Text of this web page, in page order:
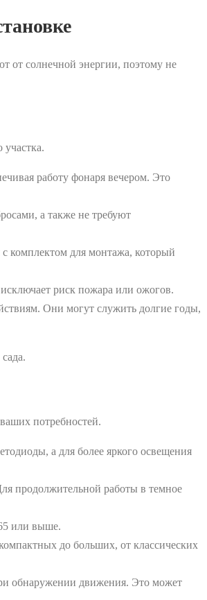
от солнечной энергии, поэтому не
работу фонаря вечером. Это
а также не требуют
комплектом для монтажа, который
риск пожара или ожогов.
Они могут служить долгие годы,
потребностей.
а для более яркого освещения
продолжительной работы в темное
или выше.
до больших, от классических
обнаружении движения. Это может